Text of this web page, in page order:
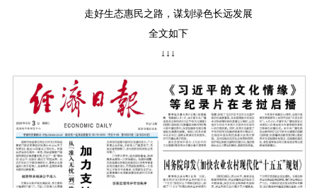
走好生态惠民之路，谋划绿色长远发展
全文如下
↓↓↓